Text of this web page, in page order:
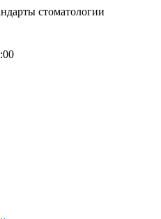
стоматологии